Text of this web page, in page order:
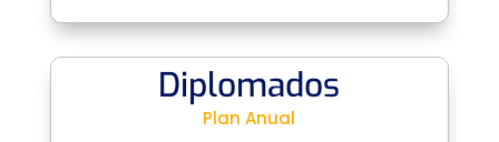
Diplomados
Plan Anual